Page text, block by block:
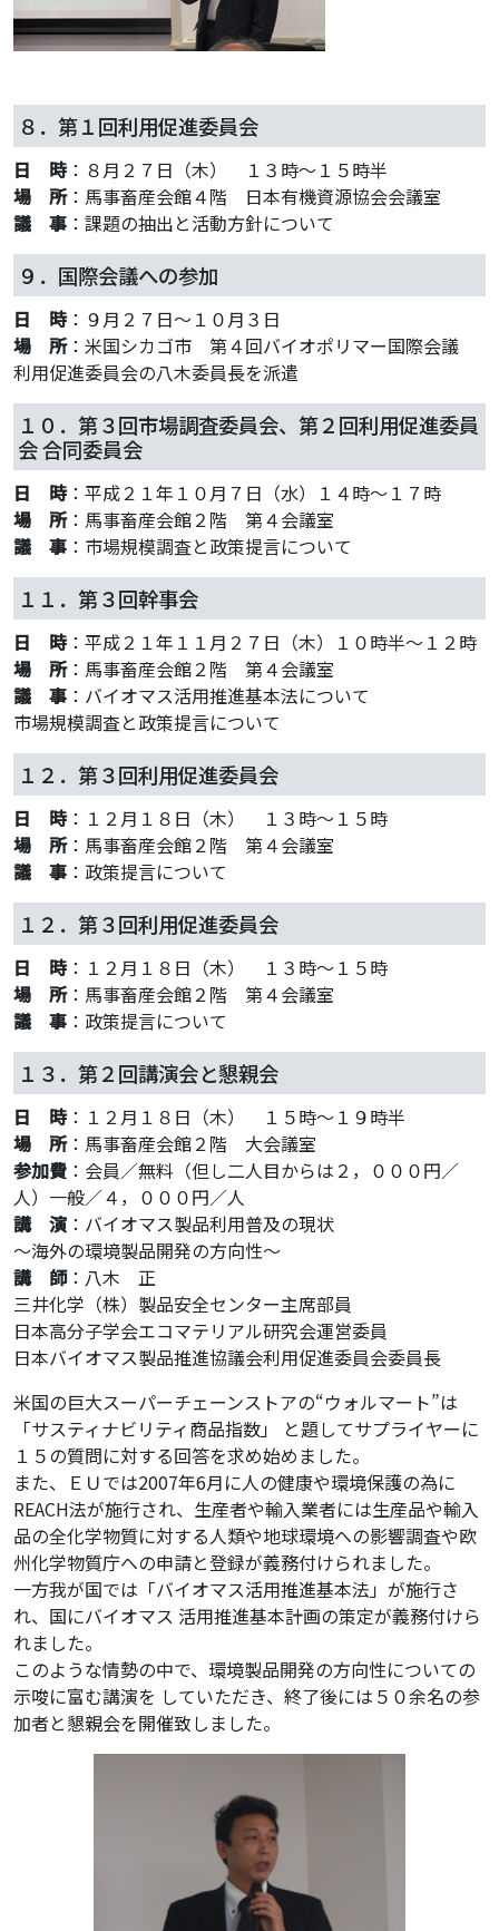
８．第１回利用促進委員会
日 時：８月２７日（木） １３時～１５時半
場 所：馬事畜産会館４階 日本有機資源協会会議室
議 事 ：課題の抽出と活動方針について
９．国際会議への参加
日 時：９月２７日～１０月３日
場 所：米国シカゴ市 第４回バイオポリマー国際会議
利用促進委員会の八木委員長を派遣
１０．第３回市場調査委員会、第２回利用促進委員
会 合同委員会
日 時：平成２１年１０月７日（水）１４時～１７時
場 所：馬事畜産会館２階 第４会議室
議 事 ：市場規模調査と政策提言について
１１．第３回幹事会
日 時：平成２１年１１月２７日（木）１０時半～１２時
場 所：馬事畜産会館２階 第４会議室
議 事 ：バイオマス活用推進基本法について
市場規模調査と政策提言について
１２．第３回利用促進委員会
日 時：１２月１８日（木） １３時～１５時
場 所：馬事畜産会館２階 第４会議室
議 事 ：政策提言について
１２．第３回利用促進委員会
日 時：１２月１８日（木） １３時～１５時
場 所：馬事畜産会館２階 第４会議室
議 事 ：政策提言について
１３．第２回講演会と懇親会
日 時：１２月１８日（木） １５時～１９時半
場 所：馬事畜産会館２階 大会議室
参加費 ：会員／無料（但し二人目からは２，０００円／
人）一般／４，０００円／人
講 演 ：バイオマス製品利用普及の現状
～海外の環境製品開発の方向性～
講 師：八木 正
三井化学（株）製品安全センター主席部員
日本高分子学会エコマテリアル研究会運営委員
日本バイオマス製品推進協議会利用促進委員会委員長
米国の巨大スーパーチェーンストアの“ウォルマート”は
「サスティナビリティ商品指数」 と題してサプライヤーに
１５の質問に対する回答を求め始めました。
また、ＥＵでは2007年6月に人の健康や環境保護の為に
REACH法が施行され、生産者や輸入業者には生産品や輸入
品の全化学物質に対する人類や地球環境への影響調査や欧
州化学物質庁への申請と登録が義務付けられました。
一方我が国では「バイオマス活用推進基本法」が施行さ
れ、国にバイオマス 活用推進基本計画の策定が義務付けら
れました。
このような情勢の中で、環境製品開発の方向性についての
示唆に富む講演を していただき、終了後には５０余名の参
加者と懇親会を開催致しました。